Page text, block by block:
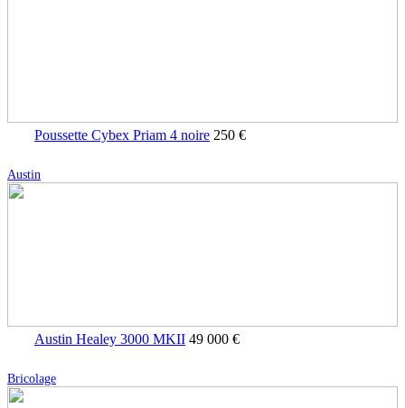
Poussette Cybex Priam 4 noire 250 €
Austin
Austin Healey 3000 MKII 49 000 €
Bricolage